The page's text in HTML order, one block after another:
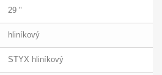
29 "
hliníkový
STYX hliníkový